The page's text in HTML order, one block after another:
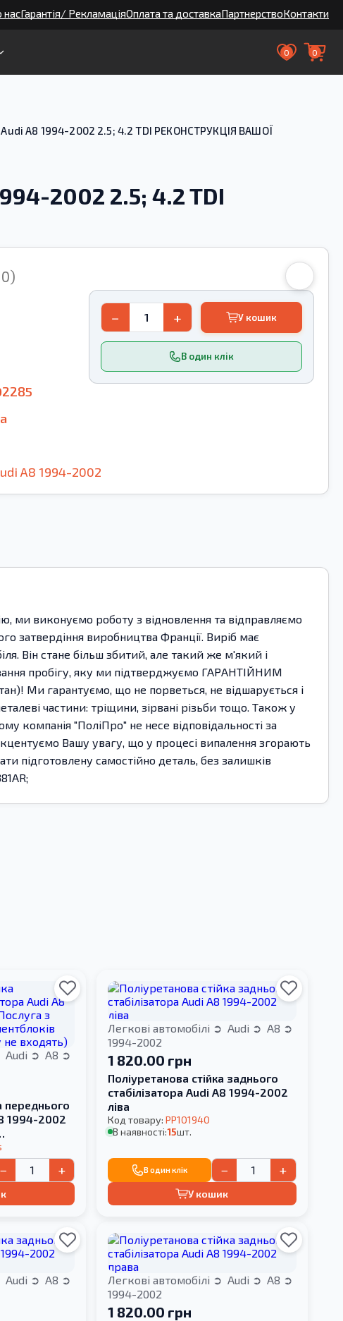
насГарантія/ РекламаціяОплата та доставкаПартнерствоКонтакти
0 0
A8 1994-2002 2.5; 4.2 TDI РЕКОНСТРУКЦІЯ ВАШОЇ
2002 2.5; 4.2 TDI
В один клік
− + У кошик
A8 1994-2002
ми виконуємо роботу з відновлення та відправляємо
затвердіння виробництва Франції. Виріб має
Він стане більш збитий, але такий же м'який і
пробігу, яку ми підтверджуємо ГАРАНТІЙНИМ
Ми гарантуємо, що не порветься, не відшарується і
частини: тріщини, зірвані різьби тощо. Також у
компанія "ПоліПро" не несе відповідальності за
Вашу увагу, що у процесі випалення згорають
підготовлену самостійно деталь, без залишків
Audi
A8
переднього
1994-2002
не входять)
− +
Легкові автомобілі Audi
A8
1994-2002
1 820.00 грн
Поліуретанова стійка заднього
стабілізатора Audi A8 1994-2002
ліва
Код товару: PP101940
В наявності:15шт.
В один клік − +
У кошик
Audi
A8
Легкові автомобілі Audi
A8
1994-2002
1 820.00 грн